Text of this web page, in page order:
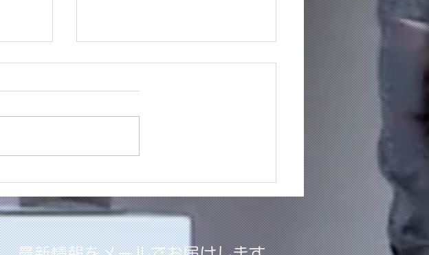
ート
Nobody is perfectって事。